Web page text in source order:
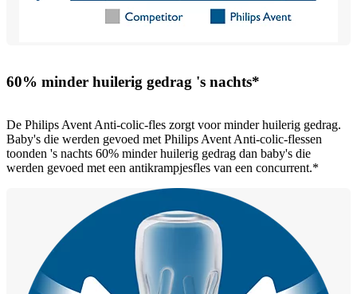
60% minder huilerig gedrag 's nachts*
De Philips Avent Anti-colic-fles zorgt voor minder huilerig gedrag.
Baby's die werden gevoed met Philips Avent Anti-colic-flessen
toonden 's nachts 60% minder huilerig gedrag dan baby's die
werden gevoed met een antikrampjesfles van een concurrent.*